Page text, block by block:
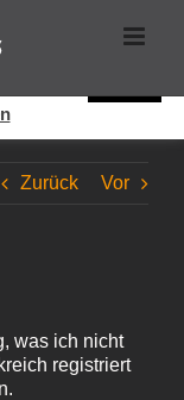
Zurück Vor
was ich nicht
registriert
Bereitstellung der
erklären Sie sich